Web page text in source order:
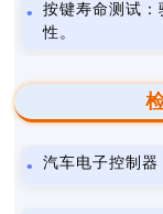
按键寿命测试
性。
汽车电子控制器